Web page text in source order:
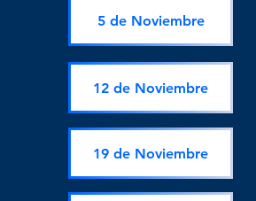
5 de Noviembre
12 de Noviembre
19 de Noviembre